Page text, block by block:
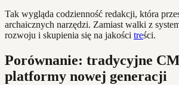
Tak wygląda codzienność redakcji, która
archaicznych narzędzi. Zamiast walki z
rozwoju i skupienia się na jakości treści.
Porównanie: tradycyjne
platformy nowej generacji